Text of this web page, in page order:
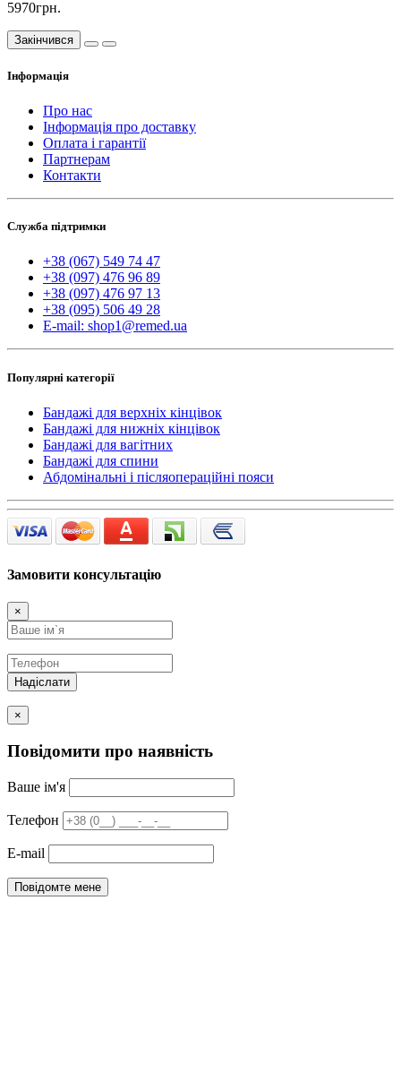
5970грн.
Закінчився
Інформація
Про нас
Інформація про доставку
Оплата і гарантії
Партнерам
Контакти
Служба підтримки
+38 (067) 549 74 47
+38 (097) 476 96 89
+38 (097) 476 97 13
+38 (095) 506 49 28
E-mail: shop1@remed.ua
Популярні категорії
Бандажі для верхніх кінцівок
Бандажі для нижніх кінцівок
Бандажі для вагітних
Бандажі для спини
Абдомінальні і післяопераційні пояси
Замовити консультацію
×
Надіслати
×
Повідомити про наявність
Ваше ім'я
Телефон
E-mail
Повідомте мене